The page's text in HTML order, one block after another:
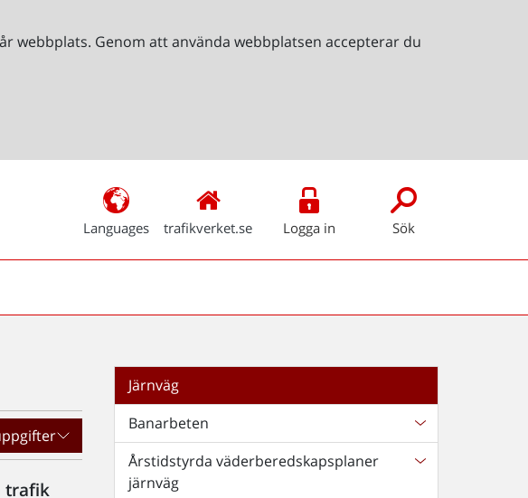
webbplats. Genom att använda webbplatsen accepterar du
Languages trafikverket.se Logga in Sök
trafik
Järnväg
Banarbeten
Årstidstyrda väderberedskapsplaner
järnväg